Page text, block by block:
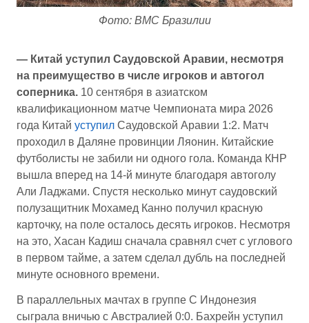
Фото: ВМС Бразилии
— Китай уступил Саудовской Аравии, несмотря
на преимущество в числе игроков и автогол
соперника. 10 сентября в азиатском
квалификационном матче Чемпионата мира 2026
года Китай уступил Саудовской Аравии 1:2. Матч
проходил в Даляне провинции Ляонин. Китайские
футболисты не забили ни одного гола. Команда КНР
вышла вперед на 14-й минуте благодаря автоголу
Али Ладжами. Спустя несколько минут саудовский
полузащитник Мохамед Канно получил красную
карточку, на поле осталось десять игроков. Несмотря
на это, Хасан Кадиш сначала сравнял счет с углового
в первом тайме, а затем сделал дубль на последней
минуте основного времени.
В параллельных мачтах в группе С Индонезия
сыграла вничью с Австралией 0:0. Бахрейн уступил